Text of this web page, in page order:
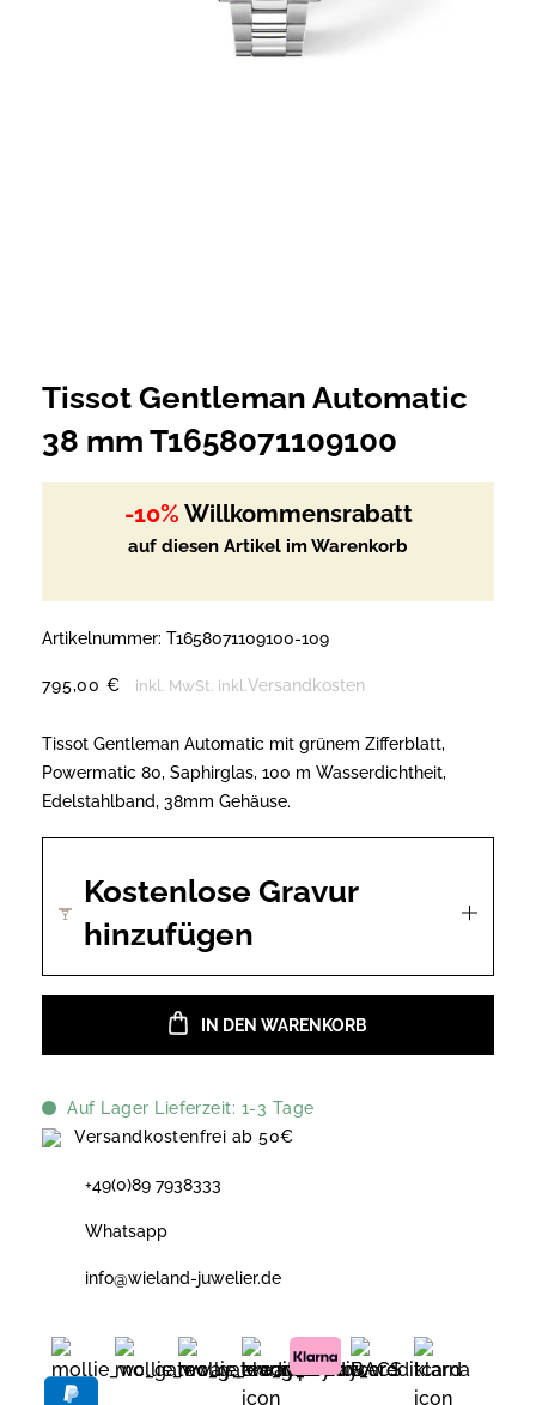
Tissot Gentleman Automatic
38 mm T1658071109100
-10% Willkommensrabatt
auf diesen Artikel im Warenkorb
Artikelnummer: T1658071109100-109
795,00 € inkl. MwSt. inkl. Versandkosten
Tissot Gentleman Automatic mit grünem Zifferblatt,
Powermatic 80, Saphirglas, 100 m Wasserdichtheit,
Edelstahlband, 38mm Gehäuse.
Kostenlose Gravur
hinzufügen
IN DEN WARENKORB
Auf Lager Lieferzeit: 1-3 Tage
Versandkostenfrei ab 50€
+49(0)89 7938333
Whatsapp
info@wieland-juwelier.de